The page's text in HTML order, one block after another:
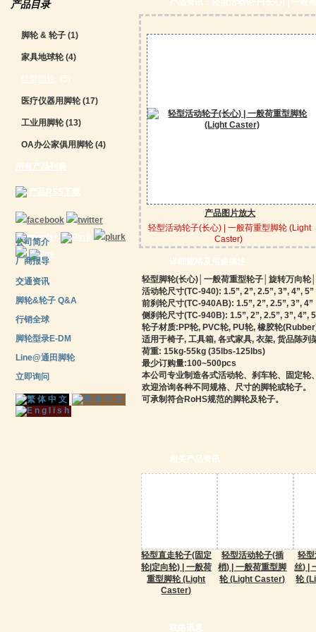
产品目录
脚轮 & 轮子 (1)
家具地球轮(4)
轻型脚轮 (5)
医疗仪器用脚轮(17)
工业用脚轮(13)
OA办公家俱用脚轮(4)
所有产品列表
产品RSS下载
公司简介
厂商报导
交通资讯
脚轮&轮子 Q&A
行销全球
脚轮型录E-DM
Line@通田脚轮
立即询问
产品资讯：轻型活动轮子(长心) | 一般
产品图片放大
轻型活动轮子(长心) | 一般荷重型脚轮 (Light
Caster)
详细规格及用途描述
轻型脚轮(长心)│一般荷重型轮子│旋转万向轮
活动轮尺寸(TC-940): 1.5”, 2”, 2.5”, 3”, 4”, 5”
前刹轮尺寸(TC-940AB): 1.5”, 2”, 2.5”, 3”, 4”
侧刹轮尺寸(TC-940B): 1.5”, 2”, 2.5”, 3”, 4”,
轮子材质:PP轮, PVC轮, PU轮, 橡胶轮
适用于椅子, 工具箱, 各式家具, 衣架, 货品陈列
荷重: 15kg-55kg (35lbs-125lbs)
最少订购量:100~500pcs
本公司专业制造各式活动轮、刹车轮、固定
欢迎洽询各种不同规格、尺寸的脚轮或轮子。
可承制符合RoHS规范的脚轮及轮子。
相关产品资讯
轻型直走轮子(固定
轮|定向轮) | 一般荷
重型脚轮 (Light
Caster)
轻型活动轮子(插
梢) | 一般荷重型脚
轮 (Light Caster)
轻
丝) |
轮
联络讯息